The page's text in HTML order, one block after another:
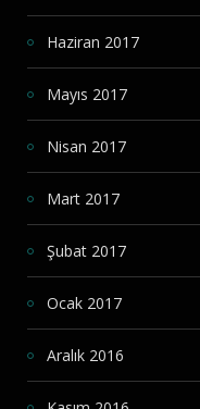
Haziran 2017
Mayıs 2017
Nisan 2017
Mart 2017
Şubat 2017
Ocak 2017
Aralık 2016